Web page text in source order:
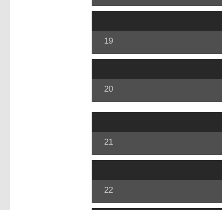
19
20
21
22